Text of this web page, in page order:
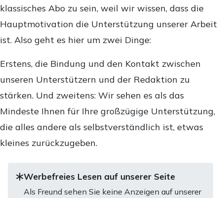
klassisches Abo zu sein, weil wir wissen, dass die
Hauptmotivation die Unterstützung unserer Arbeit
ist. Also geht es hier um zwei Dinge:
Erstens, die Bindung und den Kontakt zwischen
unseren Unterstützern und der Redaktion zu
stärken. Und zweitens: Wir sehen es als das
Mindeste Ihnen für Ihre großzügige Unterstützung,
die alles andere als selbstverständlich ist, etwas
kleines zurückzugeben.
Werbefreies Lesen auf unserer Seite
Als Freund sehen Sie keine Anzeigen auf unserer